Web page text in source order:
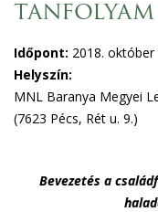
tanfolyam
Időpont: 2018. október
Helyszín:
MNL Baranya Megyei
(7623 Pécs, Rét u. 9.)
Bevezetés a